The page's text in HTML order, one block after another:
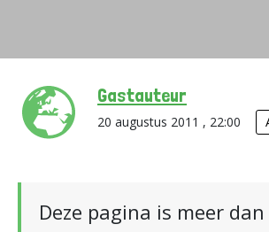
Gastauteur
20 augustus 2011 , 22:00
Deze pagina is meer